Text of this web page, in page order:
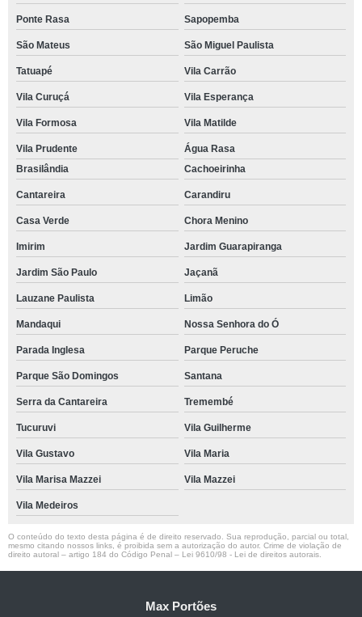
Ponte Rasa Sapopemba
São Mateus São Miguel Paulista
Tatuapé Vila Carrão
Vila Curuçá Vila Esperança
Vila Formosa Vila Matilde
Vila Prudente
Água Rasa
Brasilândia
Cachoeirinha
Cantareira Carandiru
Casa Verde Chora Menino
Imirim Jardim Guarapiranga
Jardim São Paulo Jaçanã
Lauzane Paulista Limão
Mandaqui Nossa Senhora do Ó
Parada Inglesa Parque Peruche
Parque São Domingos Santana
Serra da Cantareira Tremembé
Tucuruvi Vila Guilherme
Vila Gustavo Vila Maria
Vila Marisa Mazzei Vila Mazzei
Vila Medeiros
O conteúdo do texto desta página é de direito reservado. Sua reprodução, parcial ou total,
mesmo citando nossos links, é proibida sem a autorização do autor. Crime de violação de
direito autoral – artigo 184 do Código Penal – Lei 9610/98 - Lei de direitos autorais
Max Portões